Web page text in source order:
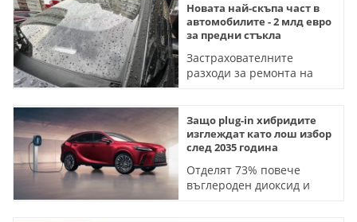
Новата най-скъпа част в
автомобилите - 2 млд евро
за предни стъкла
Застрахователните
разходи за ремонта на
Защо plug-in хибридите
изглеждат като лош избор
след 2035 година
Отделят 73% повече
въглероден диоксид и